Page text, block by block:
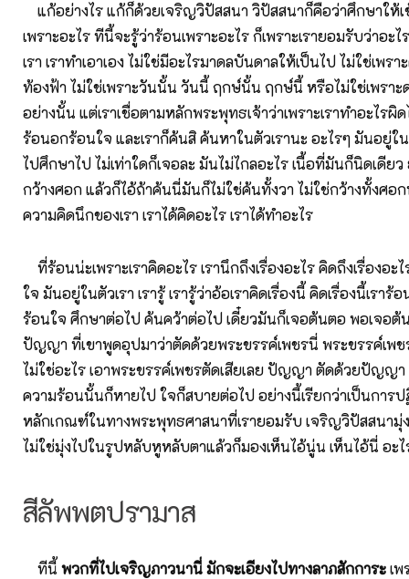
แก้อย่างไร แก้ก็ด้วยเจริญวิปัสสนา วิปัสสนาก็คือว่าศึกษาให้เ
เพราะอะไร ทีนี้จะรู้ว่าร้อนเพราะอะไร ก็เพราะเรายอมรับว่าอะ
เรา เราทำเอาเอง ไม่ใช่มีอะไรมาดลบันดาลให้เป็นไป ไม่ใช่เพรา
ท้องฟ้า ไม่ใช่เพราะวันนั้น วันนี้ ฤกษ์นั้น ฤกษ์นี้ หรือไม่ใช่เพราะ
อย่างนั้น แต่เราเชื่อตามหลักพระพุทธเจ้าว่าเพราะเราทำอะไรผิ
ร้อนอกร้อนใจ และเราก็ค้นสิ ค้นหาในตัวเรานะ อะไรๆ มันอยู่ใน
ไปศึกษาไป ไม่เท่าใดก็เจอละ มันไม่ไกลอะไร เนื้อที่มันก็นิดเดีย
กว้างศอก แล้วก็ไอ้ถ้าค้นนี่มันก็ไม่ใช่ค้นทั้งวา ไม่ใช่กว้างทั้งศอ
ความคิดนึกของเรา เราได้คิดอะไร เราได้ทำอะไร
ที่ร้อนน่ะเพราะเราคิดอะไร เรานึกถึงเรื่องอะไร คิดถึงเรื่องอ
ใจ มันอยู่ในตัวเรา เรารู้ เรารู้ว่าอ้อเราคิดเรื่องนี้ คิดเรื่องนี้เราร้
ร้อนใจ ศึกษาต่อไป ค้นคว้าต่อไป เดี๋ยวมันก็เจอต้นตอ พอเจอต้
ปัญญา ที่เขาพูดอุปมาว่าตัดด้วยพระขรรค์เพชรนี่ พระขรรค์เ
ไม่ใช่อะไร เอาพระขรรค์เพชรตัดเสียเลย ปัญญา ตัดด้วยปัญญา
ความร้อนนั้นก็หายไป ใจก็สบายต่อไป อย่างนี้เรียกว่าเป็นการ
หลักเกณฑ์ในทางพระพุทธศาสนาที่เรายอมรับ เจริญวิปัสสนามุ่
ไม่ใช่มุ่งไปในรูปหลับหูหลับตาแล้วก็มองเห็นไอ้นู่น เห็นไอ้นี่ อะไ
สีลัพพตปรามาส
ทีนี้ พวกที่ไปเจริญภาวนานี่ มักจะเอียงไปทางลาภสักการะเพ